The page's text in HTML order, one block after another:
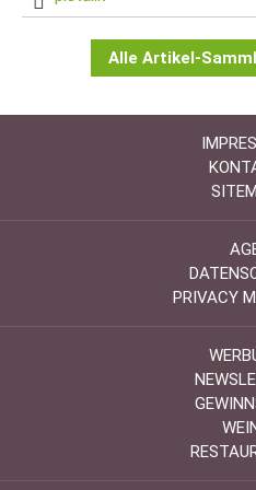
Alle Artikel-
PRIVACY